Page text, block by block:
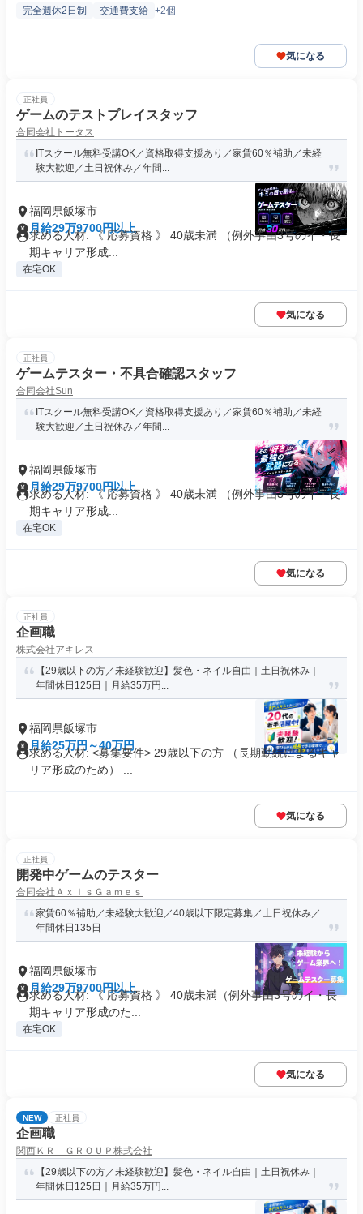
完全週休2日制 交通費支給 +2個
気になる
正社員
ゲームのテストプレイスタッフ
合同会社トータス
ITスクール無料受講OK／資格取得支援あり／家賃60％補助／未経
験大歓迎／土日祝休み／年間...
福岡県飯塚市
月給29万9700円以上
求める人材: 《 応募資格 》 40歳未満 （例外事由3号のイ・長
期キャリア形成...
在宅OK
気になる
正社員
ゲームテスター・不具合確認スタッフ
合同会社Sun
ITスクール無料受講OK／資格取得支援あり／家賃60％補助／未経
験大歓迎／土日祝休み／年間...
福岡県飯塚市
月給29万9700円以上
求める人材: 《 応募資格 》 40歳未満 （例外事由3号のイ・長
期キャリア形成...
在宅OK
気になる
正社員
企画職
株式会社アキレス
【29歳以下の方／未経験歓迎】髪色・ネイル自由｜土日祝休み｜
年間休日125日｜月給35万円...
福岡県飯塚市
月給25万円～40万円
求める人材: <募集要件> 29歳以下の方 （長期勤続によるキャ
リア形成のため） ...
気になる
正社員
開発中ゲームのテスター
合同会社ＡｘｉｓＧａｍｅｓ
家賃60％補助／未経験大歓迎／40歳以下限定募集／土日祝休み／
年間休日135日
福岡県飯塚市
月給29万9700円以上
求める人材: 《 応募資格 》 40歳未満（例外事由3号のイ・長
期キャリア形成のた...
在宅OK
気になる
NEW 正社員
企画職
関西ＫＲ ＧＲＯＵＰ株式会社
【29歳以下の方／未経験歓迎】髪色・ネイル自由｜土日祝休み｜
年間休日125日｜月給35万円...